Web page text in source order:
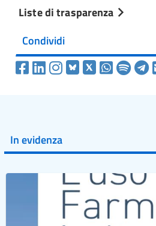
Liste di trasparenza
Condividi
In evidenza